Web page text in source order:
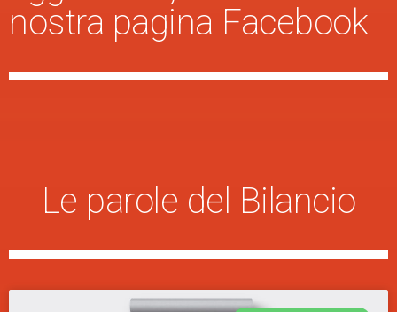
nostra pagina Facebook
Le parole del Bilancio